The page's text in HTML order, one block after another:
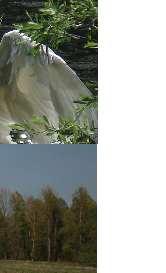
PODTUREN IZ
ROMSKE NACIONALNE